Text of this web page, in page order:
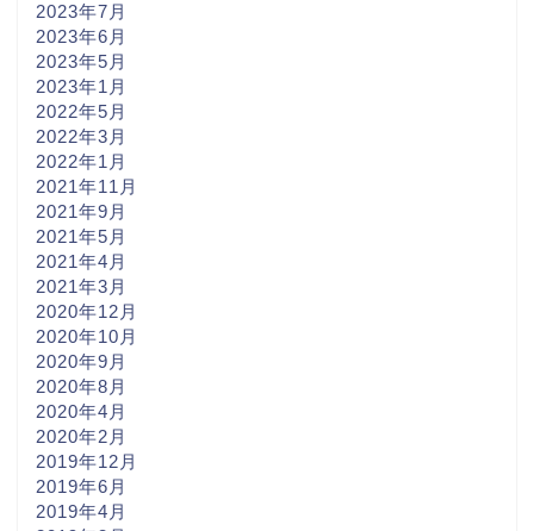
2023年7月
2023年6月
2023年5月
2023年1月
2022年5月
2022年3月
2022年1月
2021年11月
2021年9月
2021年5月
2021年4月
2021年3月
2020年12月
2020年10月
2020年9月
2020年8月
2020年4月
2020年2月
2019年12月
2019年6月
2019年4月